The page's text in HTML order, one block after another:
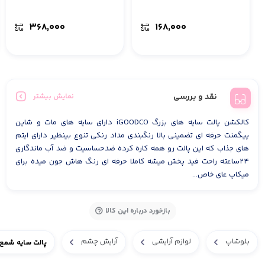
۱۶۸,۰۰۰ ۳۶۸,۰۰۰
نقد و بررسی نمایش بیشتر
کالکشن پالت سایه های بزرگ iGOODCO دارای سایه های مات و شاین
پیگمنت حرفه ای تضمینی بالا رنگبندی مداد رنکی تنوع بینظیر دارای ایتم
های جذاب که این پالت رو همه کاره کرده ضدحساسیت و ضد آب ماندگاری
۲۴ساعته راحت فید پخش میشه کاملا حرفه ای رنگ هاش جون میده برای
میکاپ عای خاص...
بازخورد درباره این کالا
بلوشاپ لوازم آرایشی آرایش چشم پالت سایه